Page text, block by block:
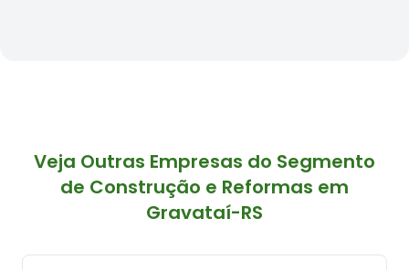
Veja Outras Empresas do Segmento
de Construção e Reformas em
Gravataí-RS